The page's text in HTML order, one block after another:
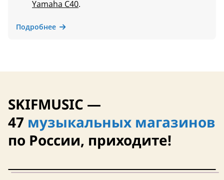
Yamaha C40.
Подробнее
SKIFMUSIC —
47 музыкальных магазинов
по России, приходите!